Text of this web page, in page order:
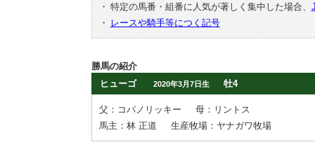
・ 特定の馬番・組番に人気が著しく集中した場合、
・
レースや騎手等につく記号
勝馬の紹介
ヒューゴ
2020年3月7日生 牡4
父：コパノリッキー
母：リントス
馬主：林 正道
生産牧場：ヤナガワ牧場